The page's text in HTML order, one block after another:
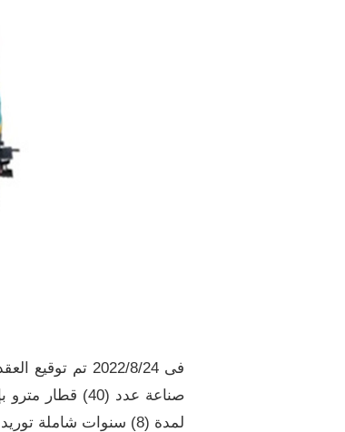
فى 2022/8/24
لمدة (8) سنوات شاملة توريد قطع الغيار وتنفيذ عدد (1) عمرة جسيمة